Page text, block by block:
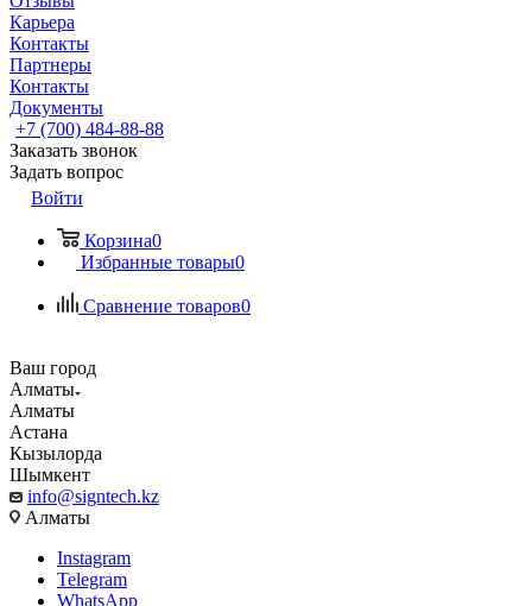
Карьера
Контакты
Партнеры
Контакты
Документы
+7 (700) 484-88-88
Заказать звонок
Задать вопрос
Войти
Корзина0
Избранные товары0
Сравнение товаров0
Ваш город
Алматы
Алматы
Астана
Кызылорда
Шымкент
info@signtech.kz
Алматы
Instagram
Telegram
WhatsApp